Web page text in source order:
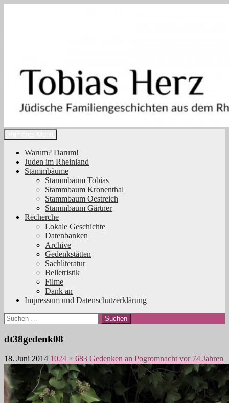
Tobias Herz
Suchen
Warum? Darum!
Juden im Rheinland
Stammbäume
Stammbaum Tobias
Stammbaum Kronenthal
Stammbaum Oestreich
Stammbaum Gärtner
Recherche
Lokale Geschichte
Datenbanken
Archive
Gedenkstätten
Sachliteratur
Belletristik
Filme
Dank an
Impressum und Datenschutzerklärung
Suchen
nach:
dt38gedenk08
18. Juni 2014 1024 × 683 Gedenken an Pogromnacht vor 74 Jahren